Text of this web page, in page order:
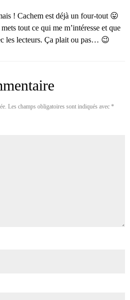
! Cachem est déjà un four-tout 😛
tout ce qui me m’intéresse et que
les lecteurs. Ça plait ou pas… 😉
Les champs obligatoires sont indiqués avec *